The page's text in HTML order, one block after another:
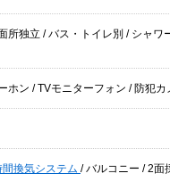
所独立 /バス・トイレ別 / シャワ
ホン /TVモニターフォン / 防犯カ
間換気システム /バルコニー /2面